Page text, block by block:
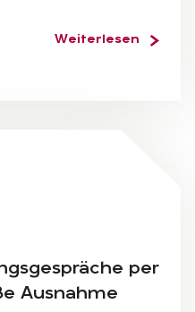
Weiterlesen
per
Aus­nah­me